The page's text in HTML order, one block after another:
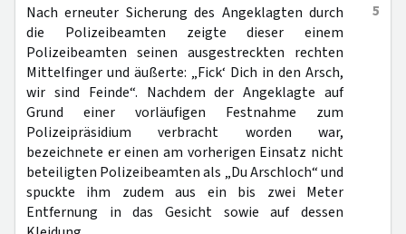
5
Nach erneuter Sicherung des Angeklagten durch
die Polizeibeamten zeigte dieser einem
Polizeibeamten seinen ausgestreckten rechten
Mittelfinger und äußerte: „Fick‘ Dich in den Arsch,
wir sind Feinde“. Nachdem der Angeklagte auf
Grund einer vorläufigen Festnahme zum
Polizeipräsidium verbracht worden war,
bezeichnete er einen am vorherigen Einsatz nicht
beteiligten Polizeibeamten als „Du Arschloch“ und
spuckte ihm zudem aus ein bis zwei Meter
Entfernung in das Gesicht sowie auf dessen